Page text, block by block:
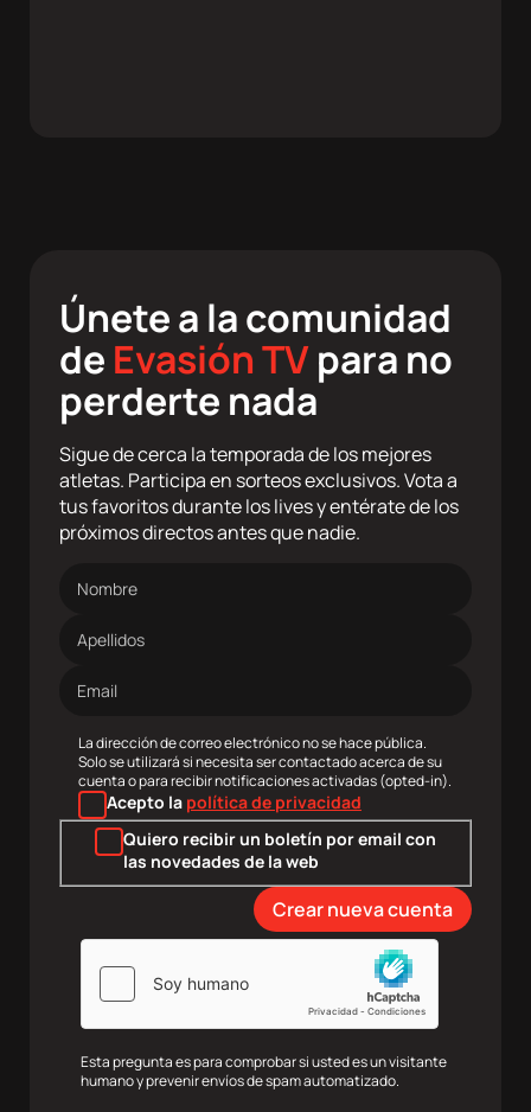
Únete a la comunidad
de Evasión TVpara no
perderte nada
Sigue de cerca la temporada de los mejores
atletas. Participa en sorteos exclusivos. Vota a
tus favoritos durante los lives y entérate de los
próximos directos antes que nadie.
de
electrónico
La dirección de correo electrónico no se hace pública.
Solo se utilizará si necesita ser contactado acerca de su
cuenta o para recibir notificaciones activadas (opted-in).
Acepto la política de privacidad
Quiero recibir un boletín por email con
las novedades de la web
Esta pregunta es para comprobar si usted es un visitante
humano y prevenir envíos de spam automatizado.
RRSSYoutube